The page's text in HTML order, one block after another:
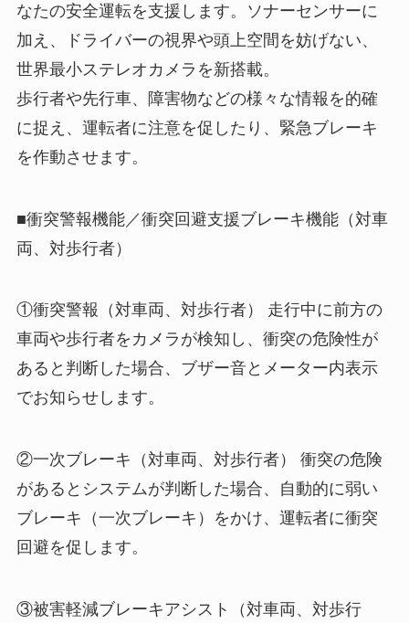
なたの安全運転を支援します。ソナーセンサーに
加え、ドライバーの視界や頭上空間を妨げない、
世界最小ステレオカメラを新搭載。
歩行者や先行車、障害物などの様々な情報を的確
に捉え、運転者に注意を促したり、緊急ブレーキ
を作動させます。
■衝突警報機能／衝突回避支援ブレーキ機能（対車
両、対歩行者）
①衝突警報（対車両、対歩行者） 走行中に前方の
車両や歩行者をカメラが検知し、衝突の危険性が
あると判断した場合、ブザー音とメーター内表示
でお知らせします。
②一次ブレーキ（対車両、対歩行者） 衝突の危険
があるとシステムが判断した場合、自動的に弱い
ブレーキ（一次ブレーキ）をかけ、運転者に衝突
回避を促します。
③被害軽減ブレーキアシスト（対車両、対歩行